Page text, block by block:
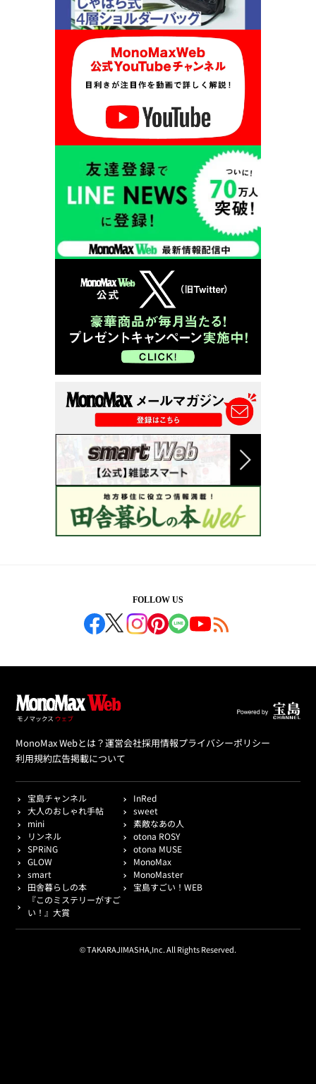
FOLLOW US
MonoMax Webとは？運営会社採用情報プライバシーポリシー
利用規約広告掲載について
宝島チャンネル
InRed
大人のおしゃれ手帖
sweet
mini
素敵なあの人
リンネル
otona ROSY
SPRiNG
otona MUSE
GLOW
MonoMax
smart
MonoMaster
田舎暮らしの本
宝島すごい！WEB
『このミステリーがすご
い！』大賞
© TAKARAJIMASHA,Inc. All Rights Reserved.